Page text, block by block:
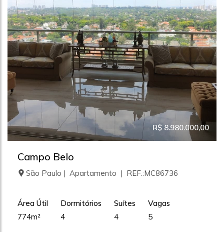
R$ 8.980.000,00
Campo Belo
São Paulo | Apartamento | REF.:MC86736
Área Útil
774m²
Dormitórios
4
Suítes
4
Vagas
5